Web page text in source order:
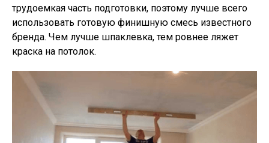
трудоемкая часть подготовки, поэтому лучше всего
использовать готовую финишную смесь известного
бренда. Чем лучше шпаклевка, тем ровнее ляжет
краска на потолок.